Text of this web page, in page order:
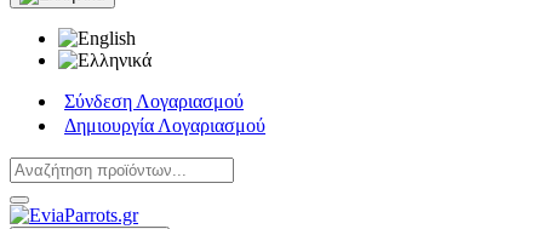
Σύνδεση Λογαριασμού
Δημιουργία Λογαριασμού